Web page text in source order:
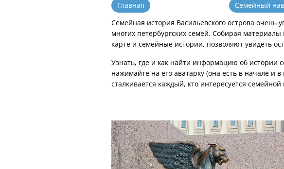
Главная Семейный
Семейная история Васильевского острова очень
многих петербургских семей. Собирая
карте и семейные истории, позволяют увидеть
Узнать, где и как найти информацию об
нажимайте на его аватарку (она есть в начале и
сталкивается каждый, кто интересуется семейной